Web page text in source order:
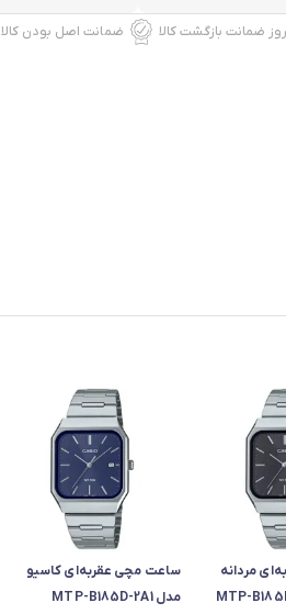
ضمانت اصل بودن کالا
مردانه
ساعت مچی عقربه‌ای کاسیو
مدل MTP-B185D-2A1